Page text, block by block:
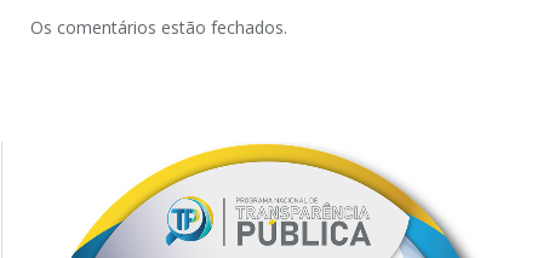
Os comentários estão fechados.